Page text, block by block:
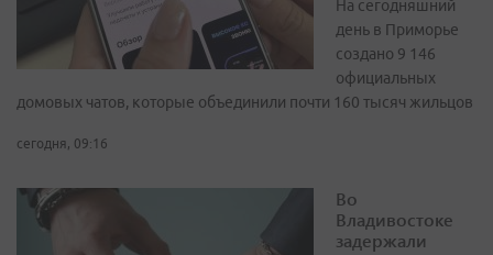
На сегодняшний
день в Приморье
создано 9 146
официальных
домовых чатов, которые объединили почти 160 тысяч жильцов
сегодня, 09:16
Во
Владивостоке
задержали